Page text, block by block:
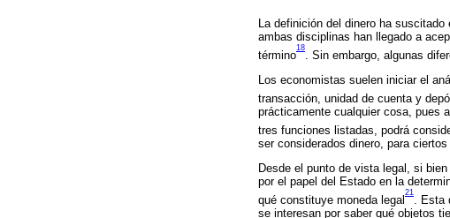
La definición del dinero ha
ambas disciplinas han llegado a
término
18
. Sin embargo, algunas
Los economistas suelen iniciar el
transacción, unidad de cuenta y
prácticamente cualquier cosa, pues
tres funciones listadas, podrá
ser considerados dinero, para
Desde el punto de vista legal, si
por el papel del Estado en la
qué constituye moneda legal
21
. Esta
se interesan por saber qué objetos